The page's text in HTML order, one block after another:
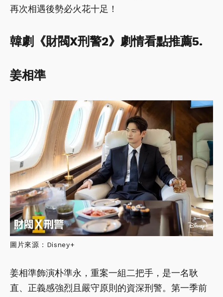
再次相遇後勢必火花十足！
韓劇《財閥X刑警2》劇情看點推薦5.
姜相準
圖片來源：Disney+
姜相準飾演朴準永，重案一組二把手，是一名耿
直、正義感強烈且嚴守原則的資深刑警。第一季前